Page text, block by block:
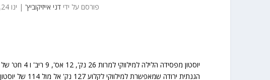
פורסם על ידידני אייזיקוביץ' | ינו 24, 2017
הגנתית ירודה שמאפשרת למילווקי לקלוע 127 נק' אל מול 114 של יוסטון.